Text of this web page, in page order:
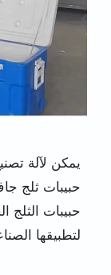
يمكن لآلة
لتطبيقها